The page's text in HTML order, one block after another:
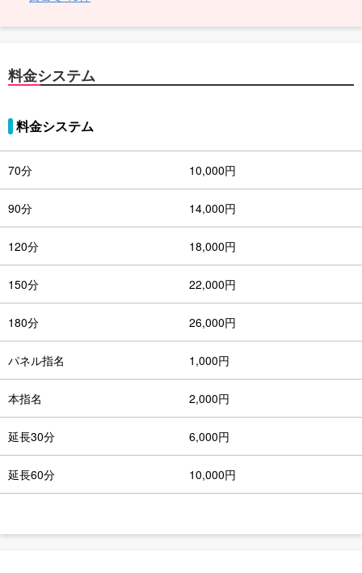
料金システム
料金システム
70分 10,000円
90分 14,000円
120分 18,000円
150分 22,000円
180分 26,000円
パネル指名 1,000円
本指名 2,000円
延長30分 6,000円
延長60分 10,000円